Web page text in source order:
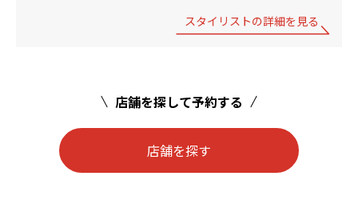
スタイリストの詳細を見る
店舗を探して予約する
店舗を探す